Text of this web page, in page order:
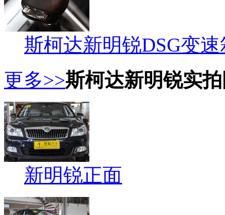
斯柯达新明锐DSG变速
更多>>斯柯达新明锐实
新明锐正面